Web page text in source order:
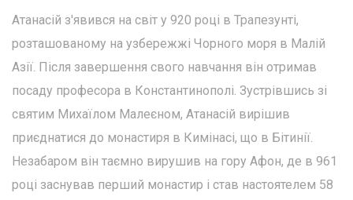
Атанасій з'явився на світ у 920 році в Трапезунті,
розташованому на узбережжі Чорного моря в Малій
Азії. Після завершення свого навчання він отримав
посаду професора в Константинополі. Зустрівшись зі
святим Михаїлом Малеєном, Атанасій вирішив
приєднатися до монастиря в Кимінасі, що в Бітинії.
Незабаром він таємно вирушив на гору Афон, де в 961
році заснував перший монастир і став настоятелем 58